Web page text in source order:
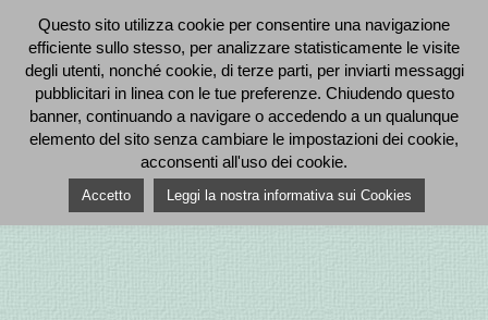
Questo sito utilizza cookie per consentire una navigazione
efficiente sullo stesso, per analizzare statisticamente le visite
degli utenti, nonché cookie, di terze parti, per inviarti messaggi
pubblicitari in linea con le tue preferenze. Chiudendo questo
banner, continuando a navigare o accedendo a un qualunque
elemento del sito senza cambiare le impostazioni dei cookie,
acconsenti all'uso dei cookie.
Accetto Leggi la nostra informativa sui Cookies